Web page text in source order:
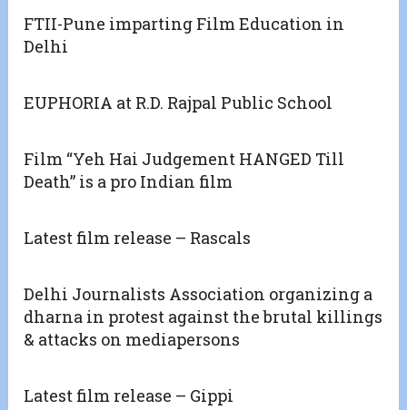
FTII-Pune imparting Film Education in
Delhi
EUPHORIA at R.D. Rajpal Public School
Film “Yeh Hai Judgement HANGED Till
Death” is a pro Indian film
Latest film release – Rascals
Delhi Journalists Association organizing a
dharna in protest against the brutal killings
& attacks on mediapersons
Latest film release – Gippi